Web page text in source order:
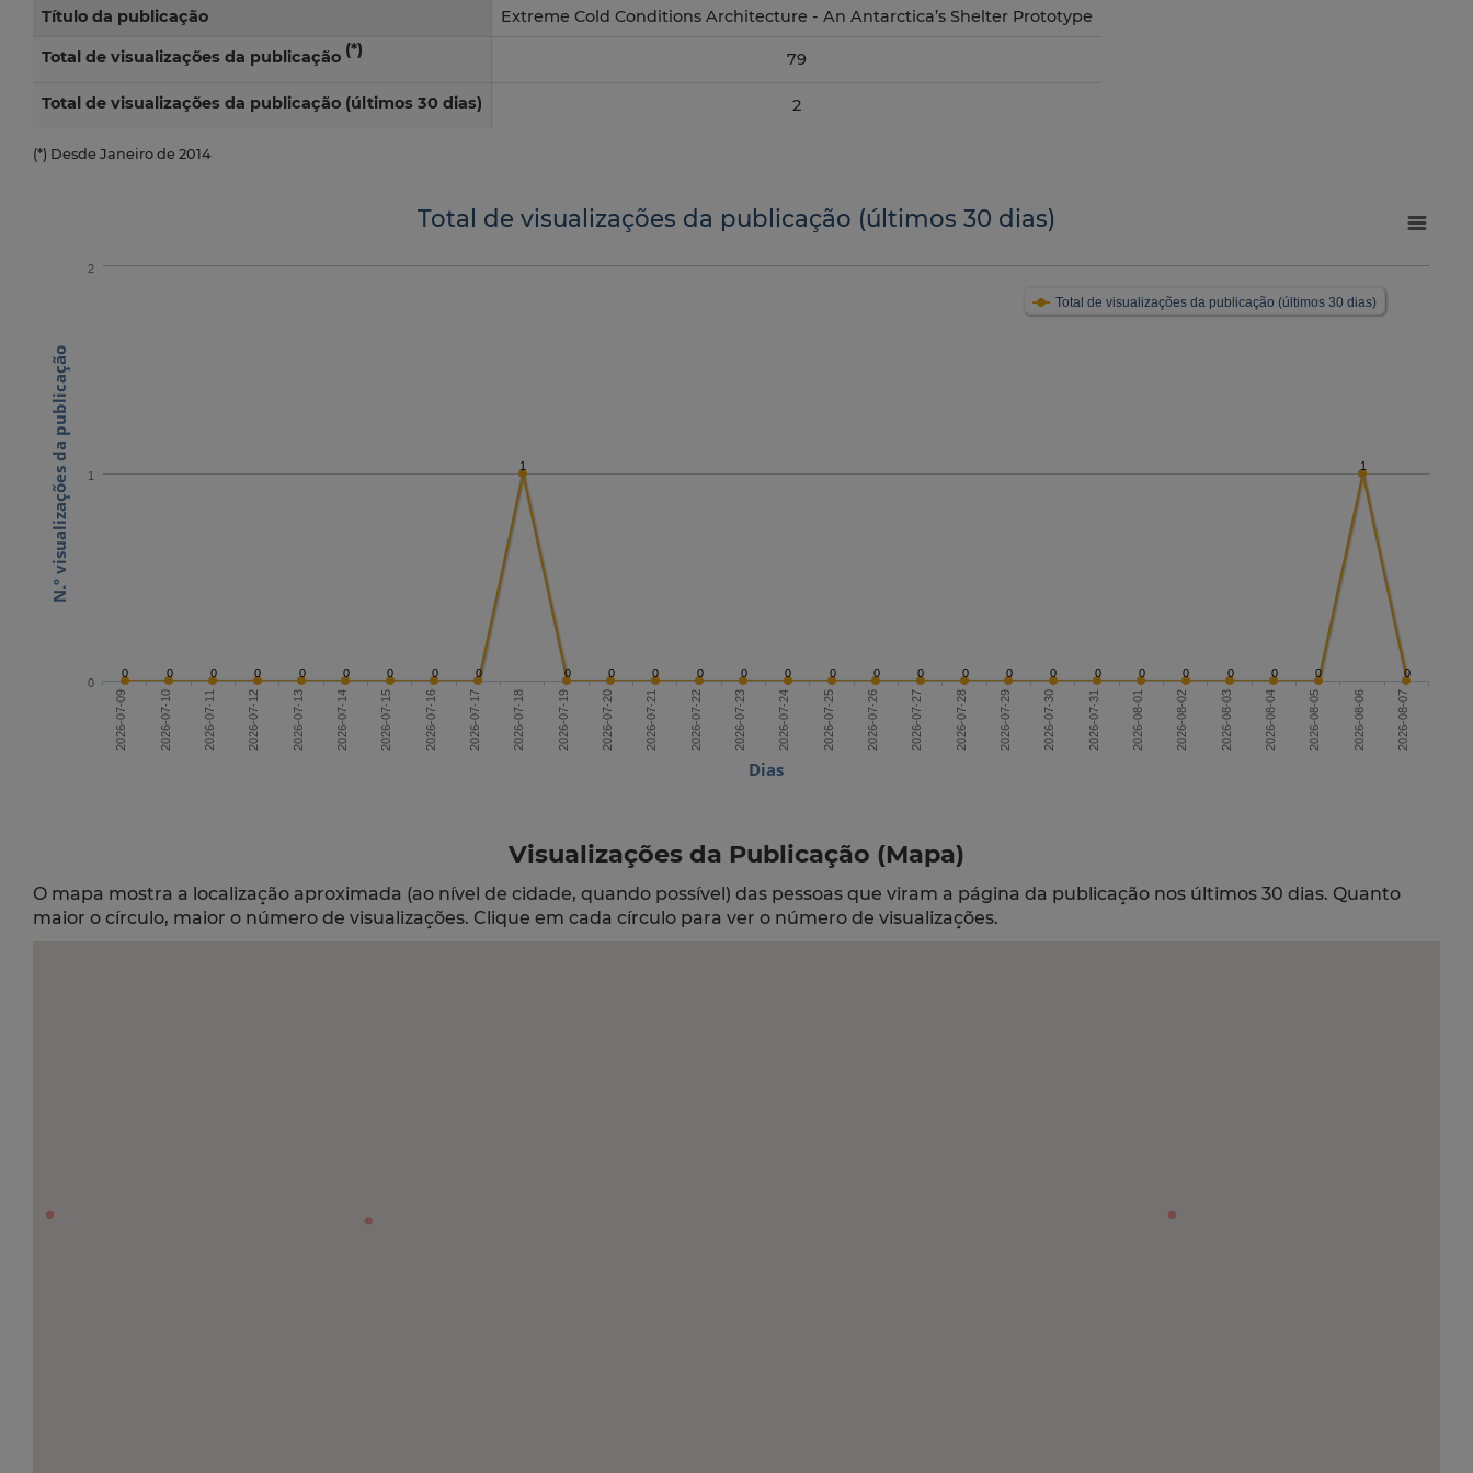
Título da publicação Extreme Cold Conditions Architecture - An Antarctica’s Shelter Prototype
Total de visualizações da publicação (*)
79
Total de visualizações da publicação (últimos 30 dias) 2
(*) Desde Janeiro de 2014
Dias
N.º visualizações da publicação
Total de visualizações da publicação (últimos 30 dias)
0 0 0 0 0 0 0 0 0
1
0 0 0 0 0 0 0 0 0 0 0 0 0 0 0 0 0 0
1
0
Total de visualizações da publicação (últimos 30 dias)
2026-07-09 2026-07-10 2026-07-11 2026-07-12 2026-07-13 2026-07-14 2026-07-15 2026-07-16 2026-07-17 2026-07-18 2026-07-19 2026-07-20 2026-07-21 2026-07-22 2026-07-23 2026-07-24 2026-07-25 2026-07-26 2026-07-27 2026-07-28 2026-07-29 2026-07-30 2026-07-31 2026-08-01 2026-08-02 2026-08-03 2026-08-04 2026-08-05 2026-08-06 2026-08-07
0
1
2
Visualizações da Publicação (Mapa)
O mapa mostra a localização aproximada (ao nível de cidade, quando possível) das pessoas que viram a página da publicação nos últimos 30 dias. Quanto
maior o círculo, maior o número de visualizações. Clique em cada círculo para ver o número de visualizações.